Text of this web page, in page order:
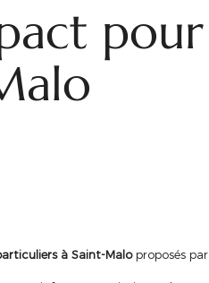
pour
à Saint-Maloproposés par